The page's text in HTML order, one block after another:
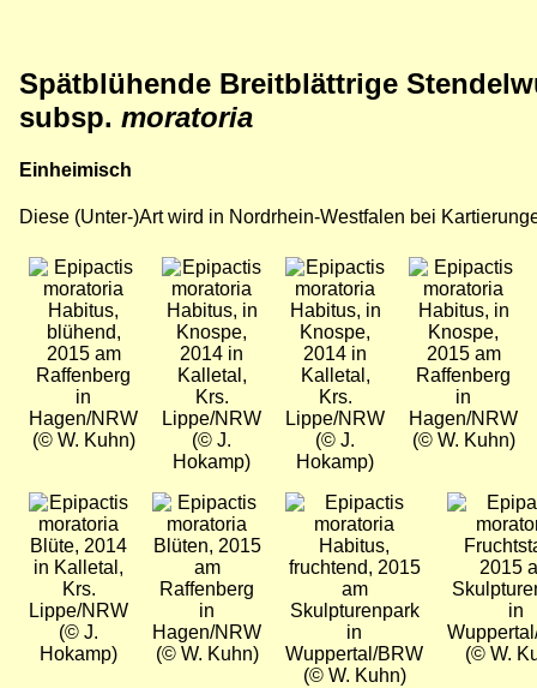
Spätblühende Breitblättrige
subsp. moratoria
Einheimisch
Diese (Unter-)Art wird in Nordrhein-Westfalen bei
Bild
Habitus,
blühend,
2015 am
Raffenberg
in
Hagen/NRW
(© W. Kuhn)
Bild
Habitus, in
Knospe,
2014 in
Kalletal,
Krs.
Lippe/NRW
(© J.
Hokamp)
Bild
Habitus, in
Knospe,
2014 in
Kalletal,
Krs.
Lippe/NRW
(© J.
Hokamp)
Bild
Habitus, in
Knospe,
2015 am
Raffenberg
in
Hagen/NRW
(© W. Kuhn)
Bild
Blüte, 2014
in Kalletal,
Krs.
Lippe/NRW
(© J.
Hokamp)
Bild
Blüten, 2015
am
Raffenberg
in
Hagen/NRW
(© W. Kuhn)
Bild
Habitus,
fruchtend, 2015
am
Skulpturenpark
in
Wuppertal/BRW
(© W. Kuhn)
Bild
2015
in
(© W.